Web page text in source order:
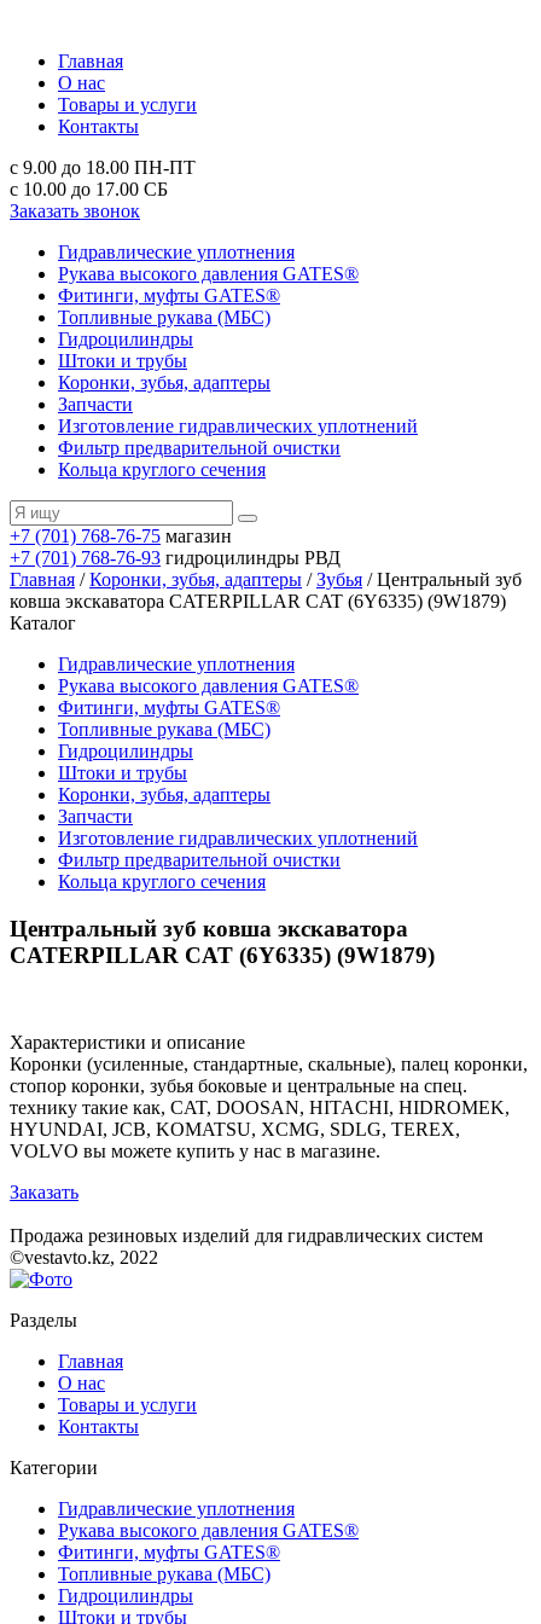
Главная
О нас
Товары и услуги
Контакты
с 9.00 до 18.00 ПН-ПТ
с 10.00 до 17.00 СБ
Заказать звонок
Гидравлические уплотнения
Рукава высокого давления GATES®
Фитинги, муфты GATES®
Топливные рукава (МБС)
Гидроцилиндры
Штоки и трубы
Коронки, зубья, адаптеры
Запчасти
Изготовление гидравлических уплотнений
Фильтр предварительной очистки
Кольца круглого сечения
+7 (701) 768-76-75 магазин
+7 (701) 768-76-93 гидроцилиндры РВД
Главная /Коронки, зубья, адаптеры /Зубья / Центральный зуб
ковша экскаватора CATERPILLAR CAT (6Y6335) (9W1879)
Каталог
Гидравлические уплотнения
Рукава высокого давления GATES®
Фитинги, муфты GATES®
Топливные рукава (МБС)
Гидроцилиндры
Штоки и трубы
Коронки, зубья, адаптеры
Запчасти
Изготовление гидравлических уплотнений
Фильтр предварительной очистки
Кольца круглого сечения
Центральный зуб ковша экскаватора
CATERPILLAR CAT (6Y6335) (9W1879)
Характеристики и описание
Коронки (усиленные, стандартные, скальные), палец коронки,
стопор коронки, зубья боковые и центральные на спец.
технику такие как, CAT, DOOSAN, HITACHI, HIDROMEK,
HYUNDAI, JCB, KOMATSU, XCMG, SDLG, TEREX,
VOLVO вы можете купить у нас в магазине.
Заказать
Продажа резиновых изделий для гидравлических систем
©vestavto.kz, 2022
Разделы
Главная
О нас
Товары и услуги
Контакты
Категории
Гидравлические уплотнения
Рукава высокого давления GATES®
Фитинги, муфты GATES®
Топливные рукава (МБС)
Гидроцилиндры
Штоки и трубы